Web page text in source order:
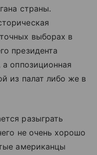
страны.
выборах в
президента
оппозиционная
из палат либо же в
разыграть
не очень хорошо
американцы